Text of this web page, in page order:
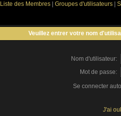
Liste des Membres Groupes d'utilisateurs
Veuillez entrer votre nom
Nom d'utilisateur:
Mot de passe:
Se connecter
J'ai